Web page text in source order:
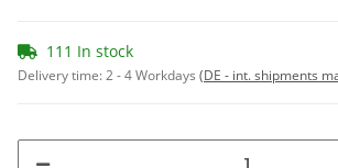
111 In stock
Delivery time:2 - 4 Workdays (DE - int. shipments